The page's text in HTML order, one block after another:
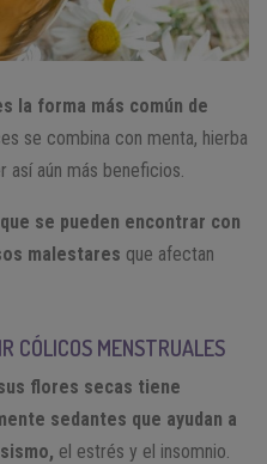
la forma más común de
se combina con menta, hierba
así aún más beneficios.
se pueden encontrar con
malestares que afectan
CÓLICOS MENSTRUALES
flores secas tiene
sedantes que ayudan a
el estrés y el insomnio.